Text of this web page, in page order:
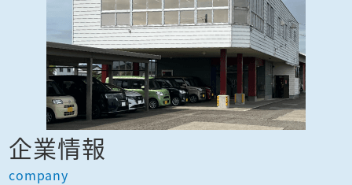
企業情報
company